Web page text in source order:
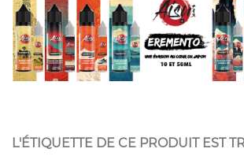
L'ÉTIQUETTE DE CE PRODUIT EST